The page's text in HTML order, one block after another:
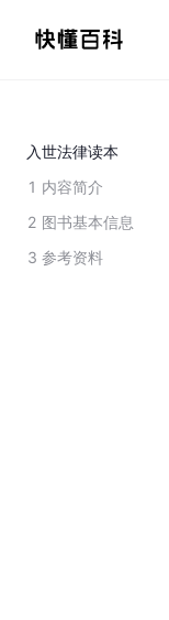
入世法律读本
1 内容简介
2 图书基本信息
3 参考资料